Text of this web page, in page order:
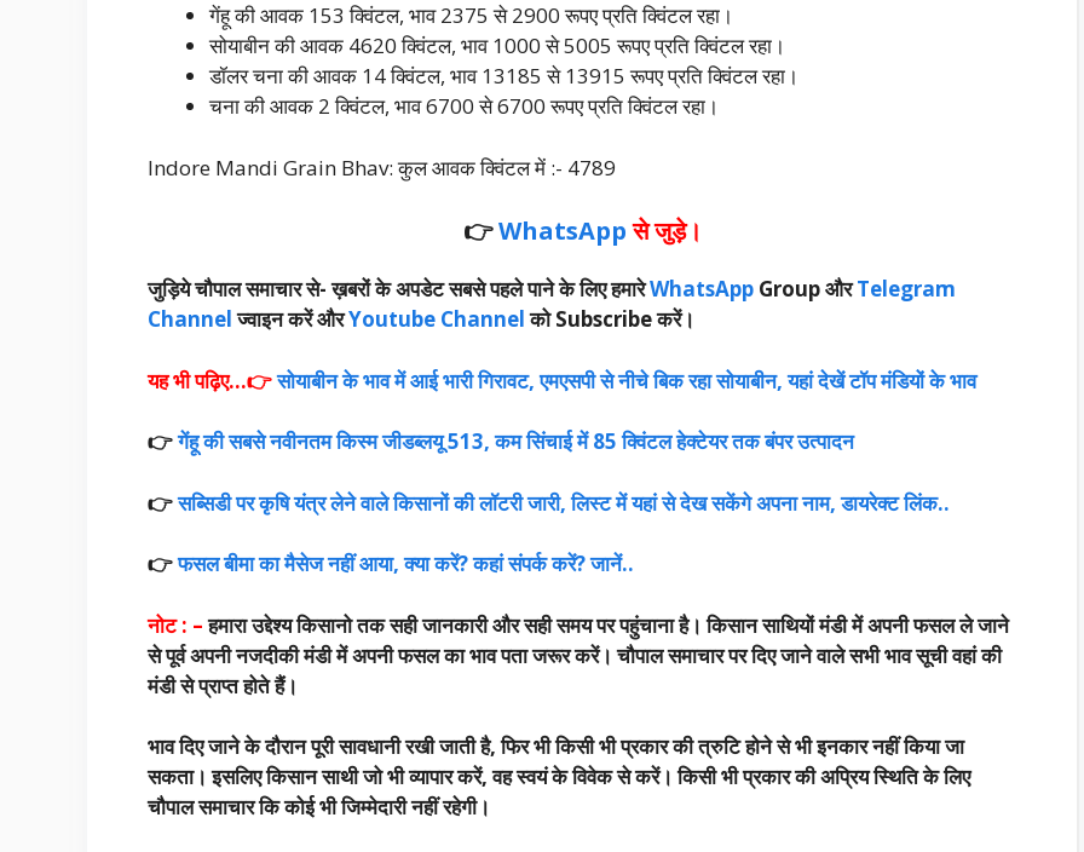
गेंहू की आवक 153 क्विंटल, भाव 2375 से 2900 रूपए प्रति क्विंटल रहा।
सोयाबीन की आवक 4620 क्विंटल, भाव 1000 से 5005 रूपए प्रति क्विंटल रहा।
डॉलर चना की आवक 14 क्विंटल, भाव 13185 से 13915 रूपए प्रति क्विंटल रहा।
चना की आवक 2 क्विंटल, भाव 6700 से 6700 रूपए प्रति क्विंटल रहा।
Indore Mandi Grain Bhav: कुल आवक क्विंटल में :- 4789
👉WhatsApp से जुड़े।
जुड़िये चौपाल समाचार से-ख़बरों के अपडेट सबसे पहले पाने के लिए हमारेWhatsApp Group औरTelegram
Channelज्वाइन करें औरYoutube Channelको Subscribe करें।
यह भी पढ़िए…👉सोयाबीन के भाव में आई भारी गिरावट, एमएसपी से नीचे बिक रहा सोयाबीन, यहां देखें टॉप मंडियों के भाव
👉गेंहू की सबसे नवीनतम किस्म जीडब्लयू 513, कम सिंचाई में 85 क्विंटल हेक्टेयर तक बंपर उत्पादन
👉सब्सिडी पर कृषि यंत्र लेने वाले किसानों की लॉटरी जारी, लिस्ट में यहां से देख सकेंगे अपना नाम, डायरेक्ट लिंक..
👉फसल बीमा का मैसेज नहीं आया, क्या करें? कहां संपर्क करें? जानें..
नोट : – हमारा उद्देश्य किसानो तक सही जानकारी और सही समय पर पहुंचाना है। किसान साथियों मंडी में अपनी फसल ले जाने
से पूर्व अपनी नजदीकी मंडी में अपनी फसल का भाव पता जरूर करें। चौपाल समाचार पर दिए जाने वाले सभी भाव सूची वहां की
मंडी से प्राप्त होते हैं।
भाव दिए जाने के दौरान पूरी सावधानी रखी जाती है, फिर भी किसी भी प्रकार की त्रुटि होने से भी इनकार नहीं किया जा
सकता। इसलिए किसान साथी जो भी व्यापार करें, वह स्वयं के विवेक से करें। किसी भी प्रकार की अप्रिय स्थिति के लिए
चौपाल समाचार कि कोई भी जिम्मेदारी नहीं रहेगी।